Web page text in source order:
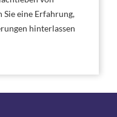
eine Erfahrung,
hinterlassen